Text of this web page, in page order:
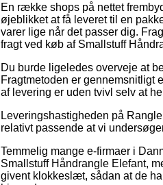
En række shops på nettet
øjeblikket at få leveret til en
varer lige når det passer dig.
fragt ved køb af Smallstuff
Du burde ligeledes overveje at
Fragtmetoden er gennemsnitligt
af levering er uden tvivl selv at
Leveringshastigheden på
relativt passende at vi
Temmelig mange e-firmaer i
Smallstuff Håndrangle Elefant,
givent klokkeslæt, sådan at de